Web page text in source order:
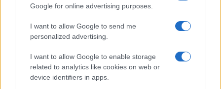
Google for online advertising purposes.
I want to allow Google to send me
personalized advertising.
I want to allow Google to enable storage
related to analytics like cookies on web or
device identifiers in apps.